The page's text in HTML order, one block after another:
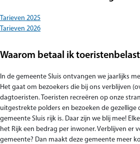
Tarieven 2025
Tarieven 2026
Waarom betaal ik
In de gemeente Sluis ontvangen we jaarlijks
Het gaat om bezoekers die bij ons verblijven
dagtoeristen. Toeristen recreëren op onze
uitgestrekte polders en bezoeken de gezellige
gemeente Sluis rijk is. Daar zijn we blij mee!
het Rijk een bedrag per inwoner. Verblijven er
gemeente? Dan maakt deze gemeente meer